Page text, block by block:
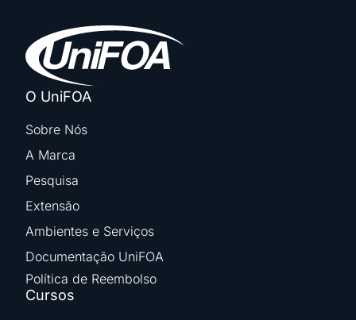
O UniFOA
Sobre Nós
A Marca
Pesquisa
Extensão
Ambientes e Serviços
Documentação UniFOA
Política de Reembolso
Cursos